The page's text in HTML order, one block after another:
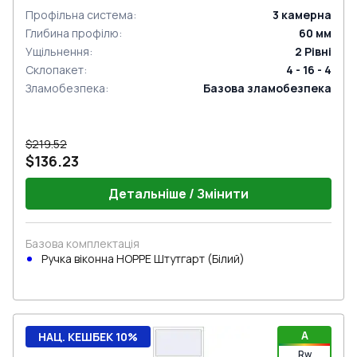
Профільна система: 3 камерна
Глибина профілю: 60 мм
Ущільнення: 2 Рівні
Склопакет:
4 - 16 - 4
Зламобезпека: Базова зламобезпека
$219.52
$136.23
Детальніше / Змінити
Базова комплектація
Ручка віконна HOPPE Штутгарт (Білий)
A
Rw
НАЦ. КЕШБЕК 10%